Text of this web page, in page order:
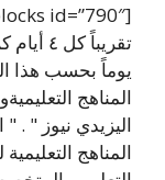
يوماً بحسب هذا
المناهج
اليزيدي نيوز " .
المناهج